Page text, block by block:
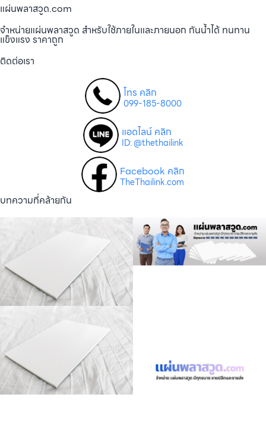
แผ่นพลาสวูด.com
จำหน่ายแผ่นพลาสวูด สำหรับใช้ภายในและภายนอก กันน้ำได้ ทนทาน
แข็งแรง ราคาถูก
ติดต่อเรา
โทร คลิก
099-185-8000
แอดไลน์ คลิก
ID: @thethailink
Facebook คลิก
TheThailink.com
บทความที่คล้ายกัน